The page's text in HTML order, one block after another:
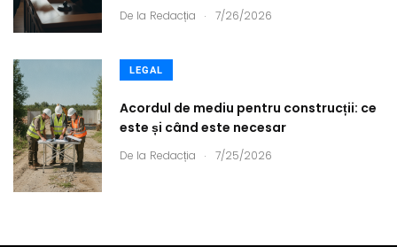
De la Redacția . 7/26/2026
LEGAL
Acordul de mediu pentru construcții: ce
este și când este necesar
De la Redacția . 7/25/2026